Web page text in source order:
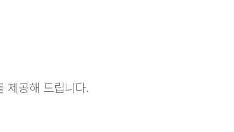
제공해 드립니다.